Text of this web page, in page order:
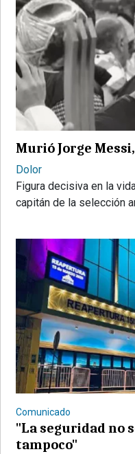
VARIAS
POLICIALES
PROVINCIALES
REGIONALES
ESPECTÁCULOS
INTERNACIONALES
• SERVICIOS
• RADIOS EN VIVO
Murió Jorge
Dolor
Figura decisiva en la
capitán de la selección
Comunicado
"La seguridad no
tampoco"